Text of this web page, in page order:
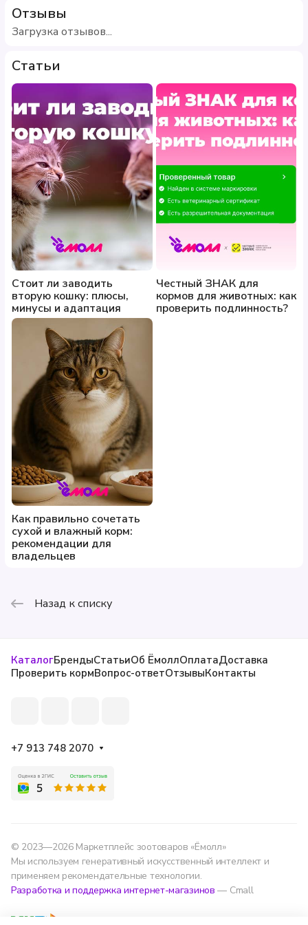
Отзывы
Загрузка отзывов...
Статьи
Стоит ли заводить
вторую кошку: плюсы,
минусы и адаптация
Честный ЗНАК для
кормов для животных: как
проверить подлинность?
Как правильно сочетать
сухой и влажный корм:
рекомендации для
владельцев
Назад к списку
КаталогБрендыСтатьиОб ЁмоллОплатаДоставка
Проверить кормВопрос-ответОтзывыКонтакты
+7 913 748 2070
© 2023—2026 Маркетплейс зоотоваров «Ёмолл»
Мы используем генеративный искусственный интеллект и
применяем рекомендательные технологии.
Разработка и поддержка интернет-магазинов — Cmall